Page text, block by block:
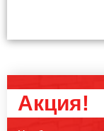
Акция!